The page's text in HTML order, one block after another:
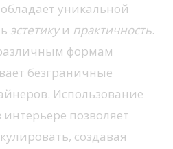
уникальной
эстетикуи практичность.
формам
безграничные
Использование
позволяет
создавая